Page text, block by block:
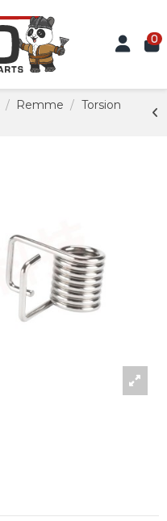
0
Remme
Torsion